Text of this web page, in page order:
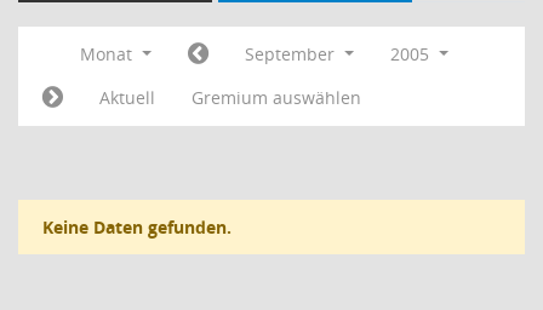
Monat September
2005
Aktuell
Gremium auswählen
Keine Daten gefunden.